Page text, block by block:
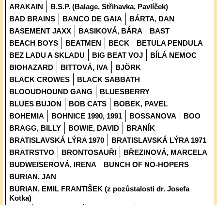
ARAKAIN
B.S.P. (Balage, Střihavka, Pavlíček)
BAD BRAINS
BANCO DE GAIA
BÁRTA, DAN
BASEMENT JAXX
BASIKOVÁ, BÁRA
BAST
BEACH BOYS
BEATMEN BECK
BETULA PENDULA
BEZ LADU A SKLADU
BIG BEAT VOJ
BÍLÁ NEMOC
BIOHAZARD
BITTOVÁ, IVA
BJÖRK
BLACK CROWES
BLACK SABBATH
BLOOUDHOUND GANG
BLUESBERRY
BLUES BUJON
BOB CATS
BOBEK, PAVEL
BOHEMIA
BOHNICE 1990, 1991 BOSSANOVA
BOO
BRAGG, BILLY
BOWIE, DAVID
BRANÍK
BRATISLAVSKÁ LÝRA 1970
BRATISLAVSKÁ LÝRA 1971
BRATRSTVO
BRONTOSAUŘI
BŘEZINOVÁ, MARCELA
BUDWEISEROVÁ, IRENA
BUNCH OF NO-HOPERS
BURIAN, JAN
BURIAN, EMIL FRANTIŠEK (z pozůstalosti dr. Josefa
Kotka)